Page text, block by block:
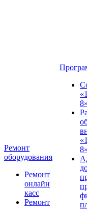
Ремонт
оборудования
Ремонт
онлайн
касс
Ремонт